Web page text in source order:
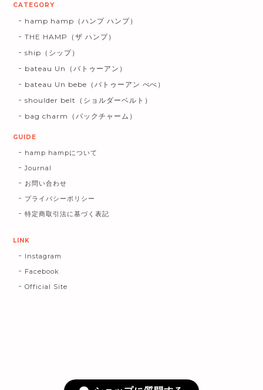
CATEGORY
hamp hamp（ハンプ ハンプ）
THE HAMP（ザ ハンプ）
ship（シップ）
bateau Un（バトゥーアン）
bateau Un bebe（バトゥーアン べべ）
shoulder belt（ショルダーベルト）
bag charm（バックチャーム）
GUIDE
hamp hampについて
Journal
お問い合わせ
プライバシーポリシー
特定商取引法に基づく表記
LINK
Instagram
Facebook
Official Site